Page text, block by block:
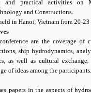
and practical activities on
and Constructions.
in Hanoi, Vietnam from 20-23
are the coverage of
ship hydrodynamics,
as well as cultural
of ideas among the participants.
papers in the aspects of